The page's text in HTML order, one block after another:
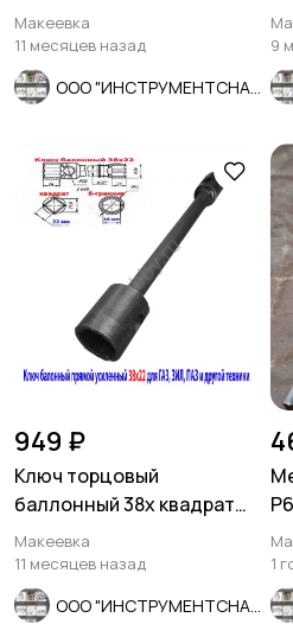
мм, для ГАЗ, КамАЗ.
Макеевка
11 месяцев назад
9
949 ₽
Ключ торцовый
баллонный 38х квадрат
22, прямой, для ГАЗ, ЗИЛ,
ПАЗ.
Макеевка
11 месяцев назад
1